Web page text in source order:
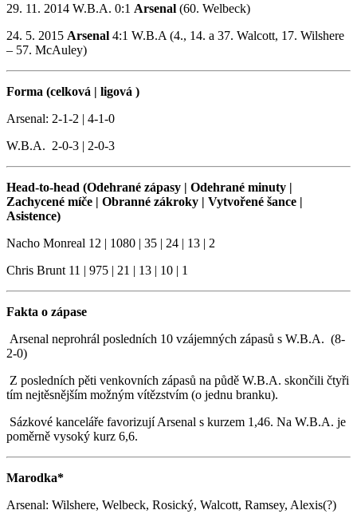
29. 11. 2014 W.B.A. 0:1 Arsenal (60. Welbeck)
24. 5. 2015 Arsenal 4:1 W.B.A (4., 14. a 37. Walcott, 17. Wilshere
– 57. McAuley)
Forma (celková | ligová )
Arsenal: 2-1-2 | 4-1-0
W.B.A. 2-0-3 | 2-0-3
Head-to-head (Odehrané zápasy | Odehrané minuty |
Zachycené míče | Obranné zákroky | Vytvořené šance |
Asistence)
Nacho Monreal 12 | 1080 | 35 | 24 | 13 | 2
Chris Brunt 11 | 975 | 21 | 13 | 10 | 1
Fakta o zápase
Arsenal neprohrál posledních 10 vzájemných zápasů s W.B.A. (8-
2-0)
Z posledních pěti venkovních zápasů na půdě W.B.A. skončili čtyři
tím nejtěsnějším možným vítězstvím (o jednu branku).
Sázkové kanceláře favorizují Arsenal s kurzem 1,46. Na W.B.A. je
poměrně vysoký kurz 6,6.
Marodka*
Arsenal: Wilshere, Welbeck, Rosický, Walcott, Ramsey, Alexis(?)